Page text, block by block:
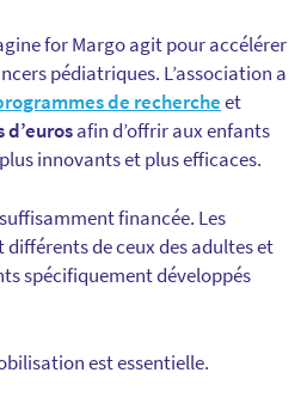
for Margo agit pour accélérer
pédiatriques. L’association a
de rechercheet
afin d’offrir aux enfants
innovants et plus efficaces.
financée. Les
de ceux des adultes et
spécifiquement développés
est essentielle.